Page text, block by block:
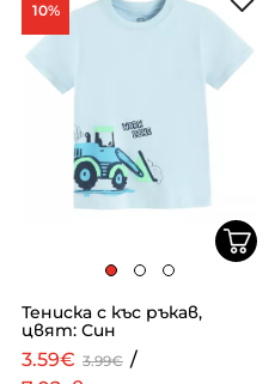
10%
Тениска с къс ръкав,
цвят: Син
3.59€ 3.99€ /